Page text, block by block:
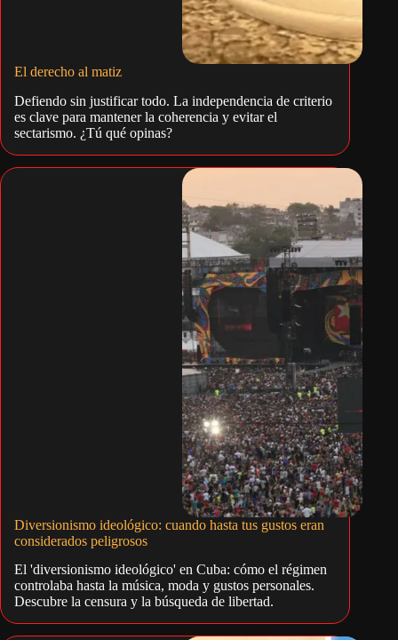
El derecho al matiz
Defiendo sin justificar todo. La independencia de criterio
es clave para mantener la coherencia y evitar el
sectarismo. ¿Tú qué opinas?
Diversionismo ideológico: cuando hasta tus gustos eran
considerados peligrosos
El 'diversionismo ideológico' en Cuba: cómo el régimen
controlaba hasta la música, moda y gustos personales.
Descubre la censura y la búsqueda de libertad.